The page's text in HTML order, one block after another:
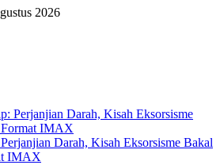
2026
Darah, Kisah Eksorsisme Bakal
IMAX